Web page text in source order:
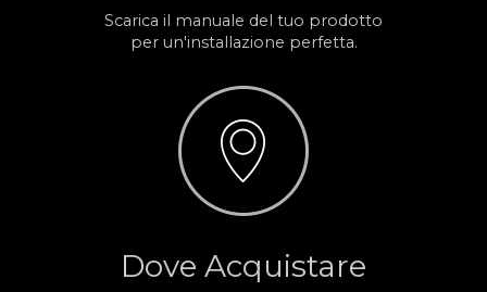
Scarica il manuale del tuo prodotto
per un'installazione perfetta.
Dove Acquistare